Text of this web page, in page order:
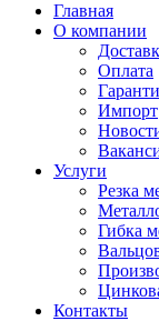
Главная
О компании
Оплата
Импорт
Услуги
Резка
Гибка
Контакты